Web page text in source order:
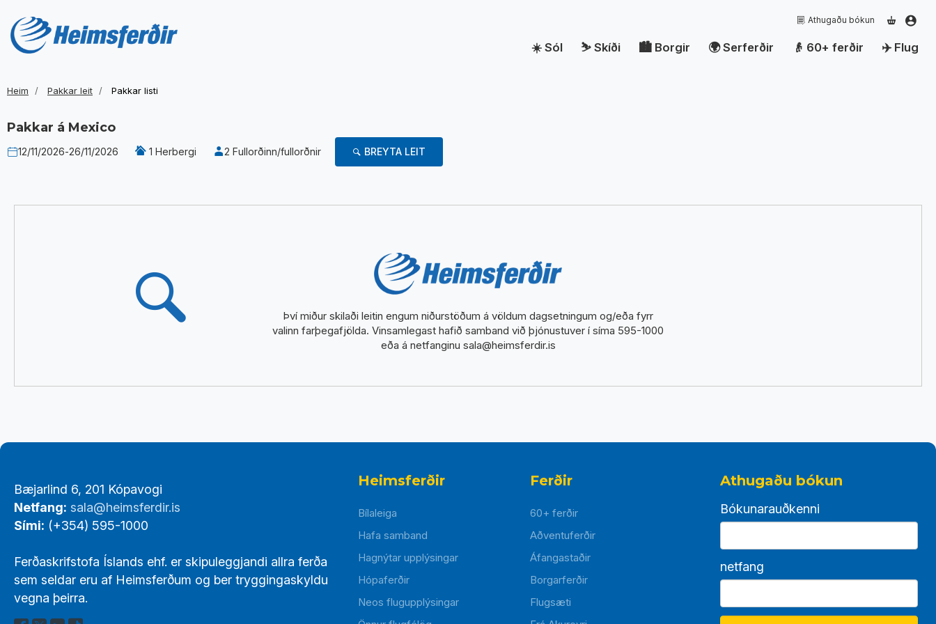
Athugaðu bókun
Sól Skíði Borgir Serferðir 60+ ferðir Flug
Heim Pakkar leit Pakkar listi
Pakkar á Mexico
12/11/2026-26/11/2026 1 Herbergi 2 Fullorðinn/fullorðnir BREYTA LEIT
/i18n/i18n.tags.is.js)
Því miður skilaði leitin engum niðurstöðum á völdum dagsetningum og/eða fyrr
valinn farþegafjölda. Vinsamlegast hafið samband við þjónustuver í síma 595-1000
eða á netfanginu sala@heimsferdir.is
Links
Bæjarlind 6, 201 Kópavogi
Netfang: sala@heimsferdir.is
Sími: (+354) 595-1000
Ferðaskrifstofa Íslands ehf. er skipuleggjandi allra ferða
sem seldar eru af Heimsferðum og ber tryggingaskyldu
vegna þeirra.
Heimsferðir
Bílaleiga
Hafa samband
Hagnýtar upplýsingar
Hópaferðir
Neos flugupplýsingar
Ferðir
60+ ferðir
Aðventuferðir
Áfangastaðir
Borgarferðir
Flugsæti
Athugaðu bókun
Bókunarauðkenni
netfang